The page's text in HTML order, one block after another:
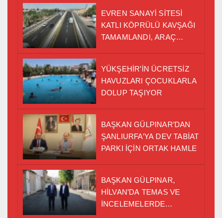
EVREN SANAYİ SİTESİ
KATLI KÖPRÜLÜ KAVŞAĞI
TAMAMLANDI, ARAÇ
YÜKŞEHİR’İN ÜCRETSİZ
HAVUZLARI ÇOCUKLARLA
DOLUP TAŞIYOR
BAŞKAN GÜLPINAR’DAN
ŞANLIURFA’YA DEV TABİAT
PARKI İÇİN ORTAK HAMLE
BAŞKAN GÜLPINAR,
HİLVAN’DA TEMAS VE
İNCELEMELERDE